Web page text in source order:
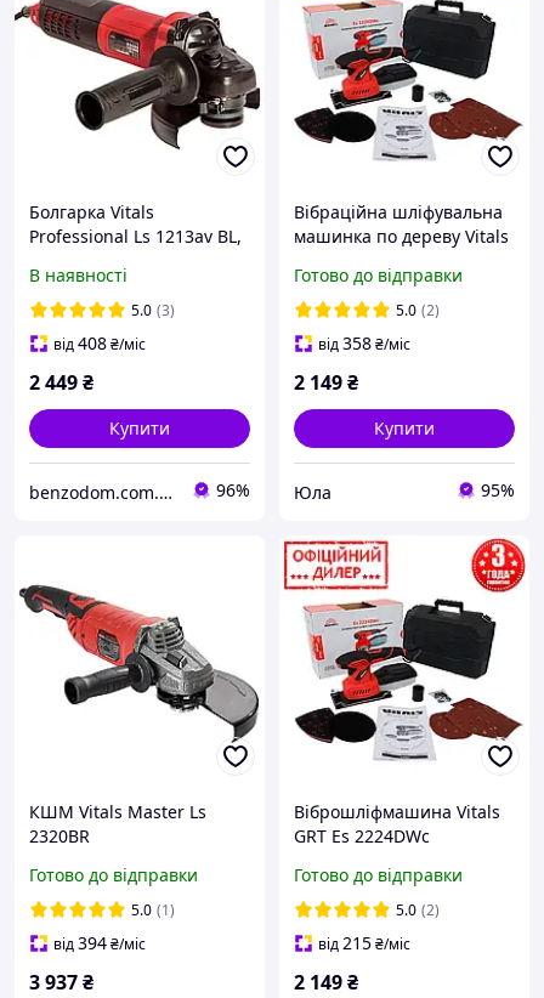
Болгарка Vitals
Professional Ls 1213av BL,
безщітковий двигун,
регулювання швидкості,
5 років гарантії
В наявності
5.0 (3)
від408₴/міс
2 449₴
Купити
benzodom.com.ua 96%
Вібраційна шліфувальна
машинка по дереву Vitals
Готово до відправки
5.0 (2)
від358₴/міс
2 149₴
Купити
Юла 95%
КШМ Vitals Master Ls
2320BR
Готово до відправки
5.0 (1)
від394₴/міс
3 937₴
Віброшліфмашина Vitals
GRT Es 2224DWc
Готово до відправки
5.0 (2)
від215₴/міс
2 149₴